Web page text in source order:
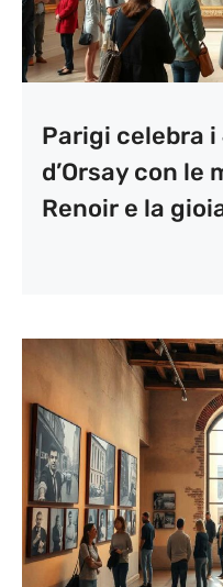
Parigi celebra i
d’Orsay con le
Renoir e la